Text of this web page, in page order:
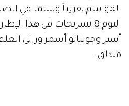
المواسم تقريباً وسيما في
اليوم 8 تسريحات في هذا
أسير وجوليانو أسمر وراني
مندلق.